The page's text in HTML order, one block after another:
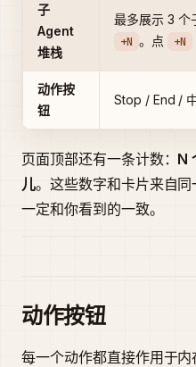
子
Agent
堆栈
最多展示 3 个
+N 。点 +N
动作按
钮
Stop / End /
页面顶部还有一条计数： N
儿。这些数字和卡片来自同
一定和你看到的一致。
动作按钮
每一个动作都直接作用于